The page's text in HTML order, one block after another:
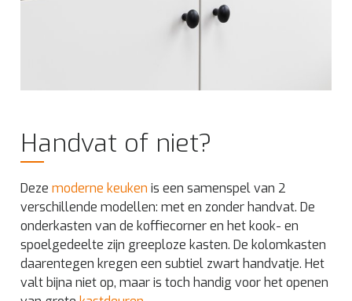
Handvat of niet?
Dezemoderne keuken is een samenspel van 2
verschillende modellen: met en zonder handvat. De
onderkasten van de koffiecorner en het kook- en
spoelgedeelte zijn greeploze kasten. De kolomkasten
daarentegen kregen een subtiel zwart handvatje. Het
valt bijna niet op, maar is toch handig voor het openen